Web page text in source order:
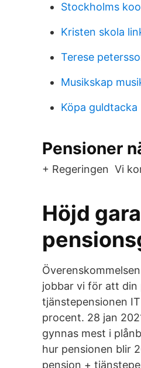
Stockholms
Kristen skola
Terese
Musikskap
Köpa guldtacka
Pensioner
+ Regeringen Vi
Höjd
jobbar vi för att din
tjänstepensionen
procent. 28 jan
gynnas mest i
hur pensionen blir
pension +